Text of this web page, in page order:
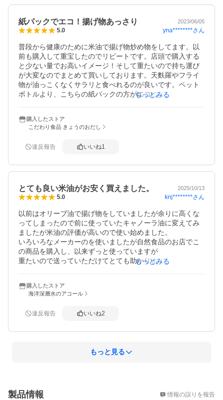
紙パックでエコ！揚げ物あっさり 2023/06/05
5.0 yna********さん
普段から健康のために米油で揚げ物炒め物をしてます。以
前も購入して重宝したのでリピートです。店頭で購入する
と少ない量でお高いイメージ！そして重たいので持ち運び
が大変なのでまとめて買いしております。天麩羅やフライ
物が油っこくなくサラリと食べれるのが良いです。ペット
ボトルより、こちらの紙パックの方がエコになるので又リ
もっとみる
購入したストア
こだわり食品 きょうのおだし
違反報告 いいね1
とても良い米油がお安く買えました。 2025/10/13
5.0 knj********さん
以前はオリーブ油で揚げ物をしていましたが余りに高くな
ってしまったので前に使っていたキャノーラ油に変えてみ
ましたが米油の評価が高いので使い始めました。
いろいろなメーカーのを使いましたが自然食品のお店でこ
の商品を購入し、以来ずっと使っていますが
重たいので送っていただけてとても助かります。
もっとみる
購入したストア
海洋深層水のアコール
違反報告 いいね2
もっと見る
製品情報 情報の誤りを報告